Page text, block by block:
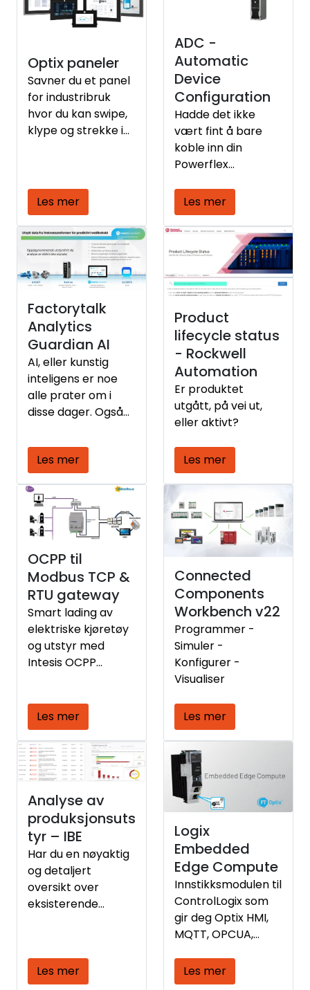
SCADA-systemer
som snakker ulike
kommunisere
effektivt.
Optix paneler
Savner du et panel
for industribruk
hvor du kan swipe,
klype og strekke i
Les mer
ADC -
Automatic
Device
Configuration
Hadde det ikke
vært fint å bare
koble inn din
Powerflex
og etter noen
sekunder blir den
ferdig konfigurert?
Les mer
Factorytalk
Analytics
Guardian AI
AI, eller kunstig
inteligens er noe
alle prater om i
disse dager. Også
og
tilstandsovervåking
bidrar denne
teknologien til
kostnads
besparelser.
Les mer
Product
lifecycle status
- Rockwell
Automation
Er produktet
utgått, på vei ut,
eller aktivt?
Les mer
OCPP til
Modbus TCP &
RTU gateway
Smart lading av
elektriske kjøretøy
og utstyr med
Intesis OCPP
Les mer
Connected
Components
Workbench v22
Programmer -
Simuler -
Konfigurer -
Visualiser
Les mer
Analyse av
produksjonsuts
tyr – IBE
Har du en nøyaktig
og detaljert
oversikt over
eksisterende
produksjonslinje
Les mer
Logix
Embedded
Edge Compute
Innstikksmodulen til
ControlLogix som
gir deg Optix HMI,
MQTT, OPCUA,
API
Les mer